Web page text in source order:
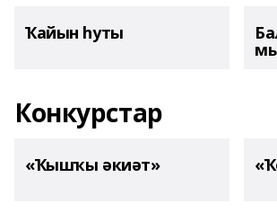
Ҡайын һуты
Конкурстар
«Ҡышҡы әкиәт»